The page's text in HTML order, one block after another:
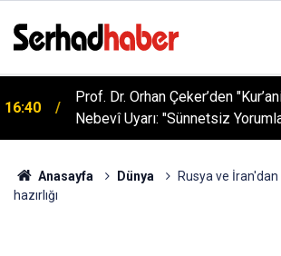
16:40
Prof. Dr. Orhan Çeker’den
Nebevî Uyarı: "Sünnetsiz
Anasayfa Dünya
Rusya ve İran'dan
hazırlığı